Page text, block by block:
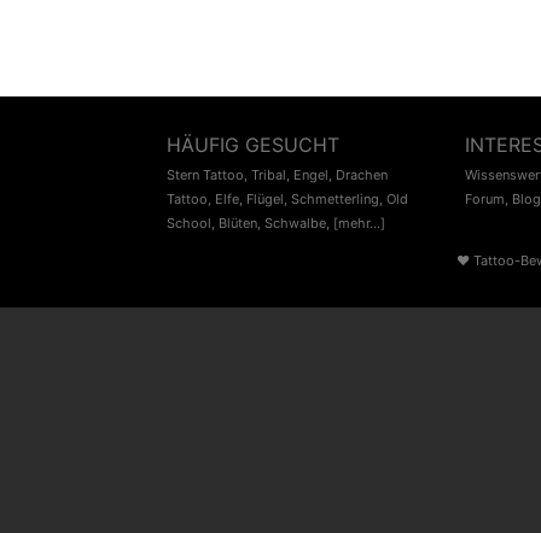
HÄUFIG GESUCHT
Stern Tattoo, Tribal, Engel, Drachen
Tattoo, Elfe, Flügel, Schmetterling, Old
School, Blüten, Schwalbe, [mehr...]
Forum, Blog
♥ Tattoo-